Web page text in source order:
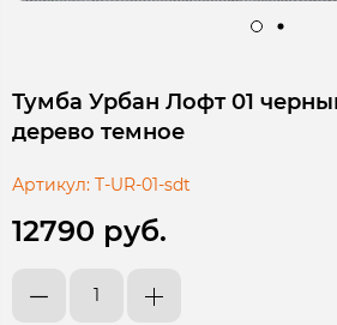
Тумба Урбан Лофт 01
дерево темное
Артикул: T-UR-01-sdt
12790 руб.